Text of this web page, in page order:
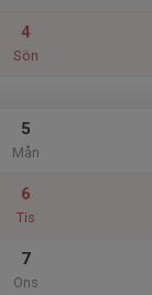
4
Sön
5
Mån
6
Tis
7
Ons